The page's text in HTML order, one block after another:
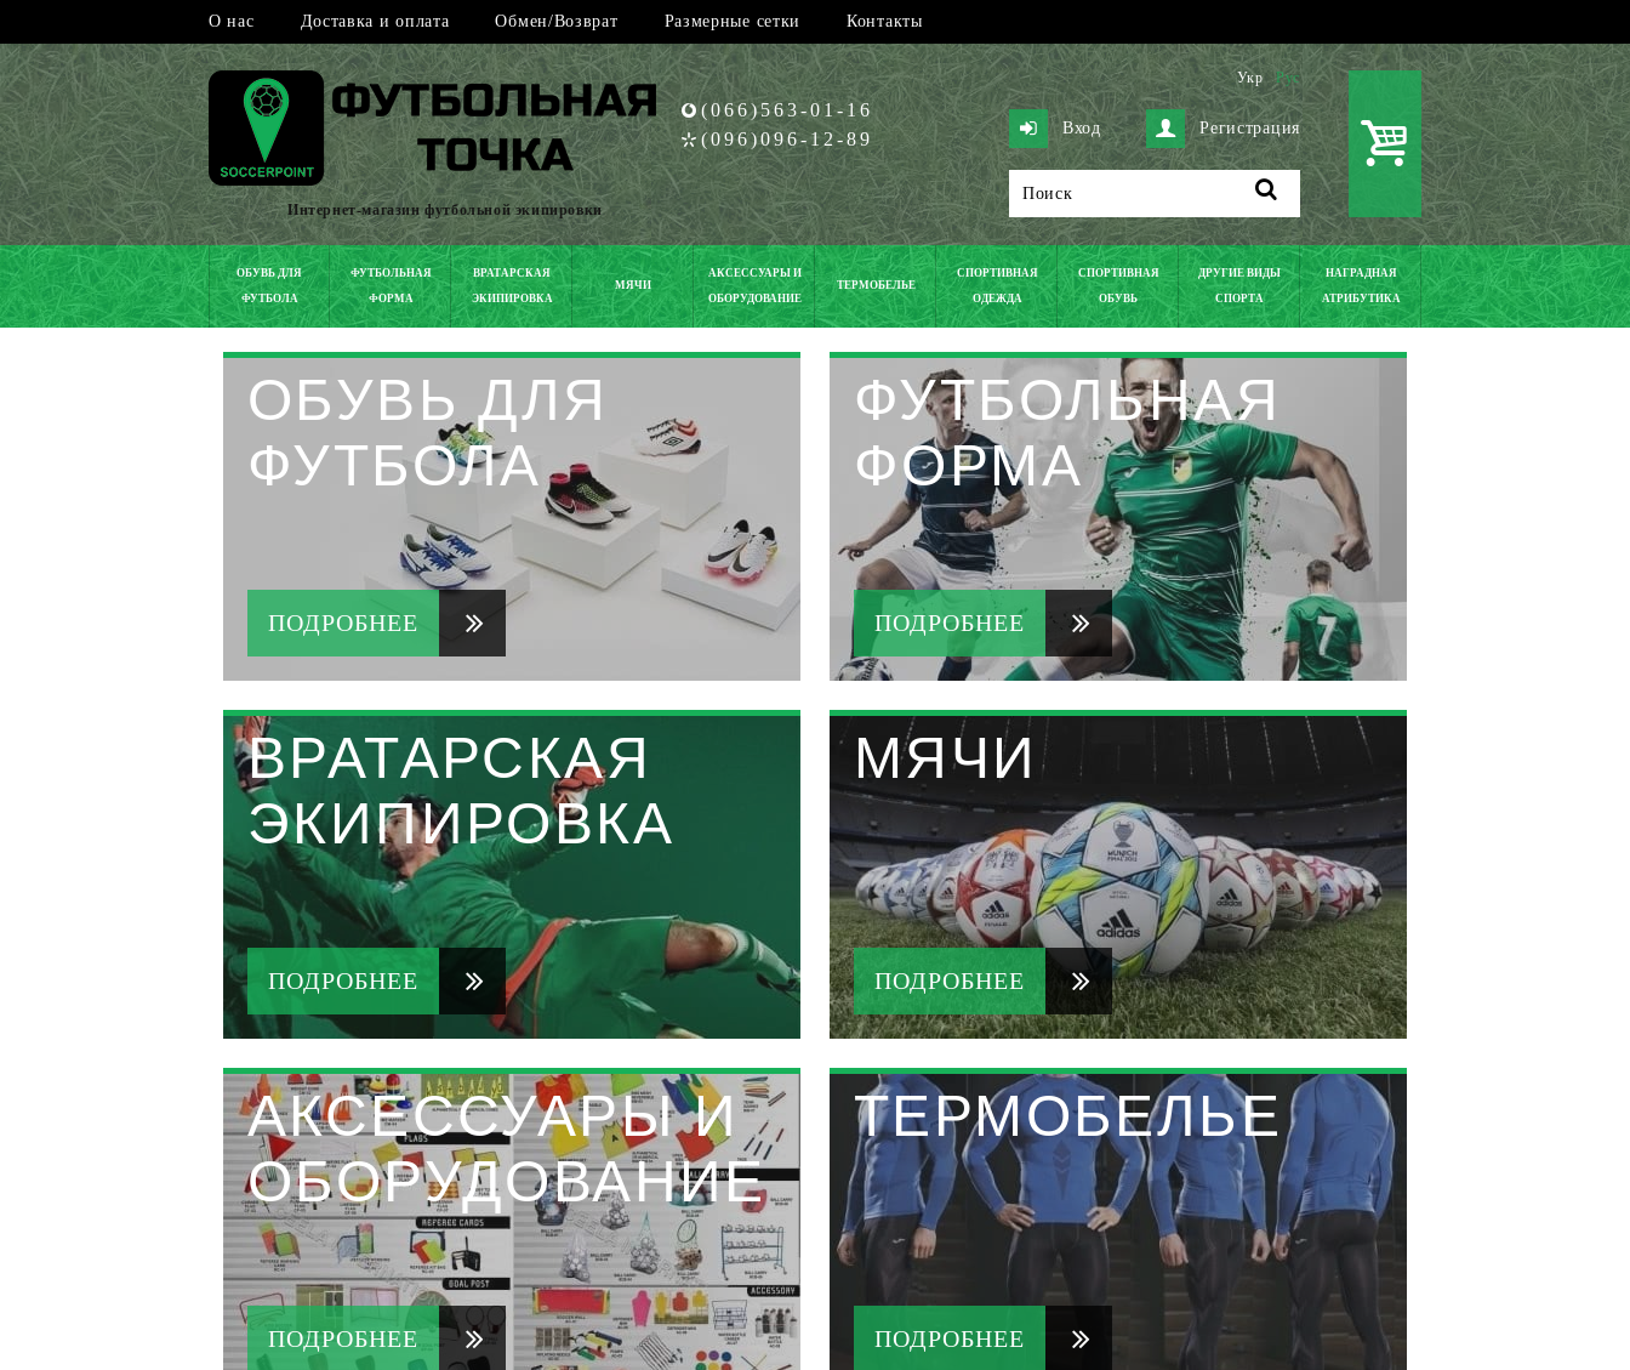
О нас Доставка и оплата Обмен/Возврат Размерные сетки Контакты
Интернет-магазин футбольной экипировки
(066)563-01-16
(096)096-12-89
Укр Рус
Вход Регистрация
ОБУВЬ ДЛЯ
ФУТБОЛА
ФУТБОЛЬНАЯ
ФОРМА
ВРАТАРСКАЯ
ЭКИПИРОВКА
МЯЧИ
АКСЕССУАРЫ И
ОБОРУДОВАНИЕ
ТЕРМОБЕЛЬЕ
СПОРТИВНАЯ
ОДЕЖДА
СПОРТИВНАЯ
ОБУВЬ
ДРУГИЕ ВИДЫ
СПОРТА
НАГРАДНАЯ
АТРИБУТИКА
ОБУВЬ ДЛЯ
ФУТБОЛА
ПОДРОБНЕЕ
ФУТБОЛЬНАЯ
ФОРМА
ПОДРОБНЕЕ
ВРАТАРСКАЯ
ЭКИПИРОВКА
ПОДРОБНЕЕ
МЯЧИ
ПОДРОБНЕЕ
АКСЕССУАРЫ И
ОБОРУДОВАНИЕ
ПОДРОБНЕЕ
ТЕРМОБЕЛЬЕ
ПОДРОБНЕЕ